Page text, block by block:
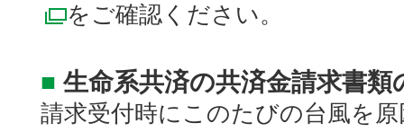
別ウィンドウで開く
をご確認ください。
■ 生命系共済の共済金請求書
請求受付時にこのたびの台風を